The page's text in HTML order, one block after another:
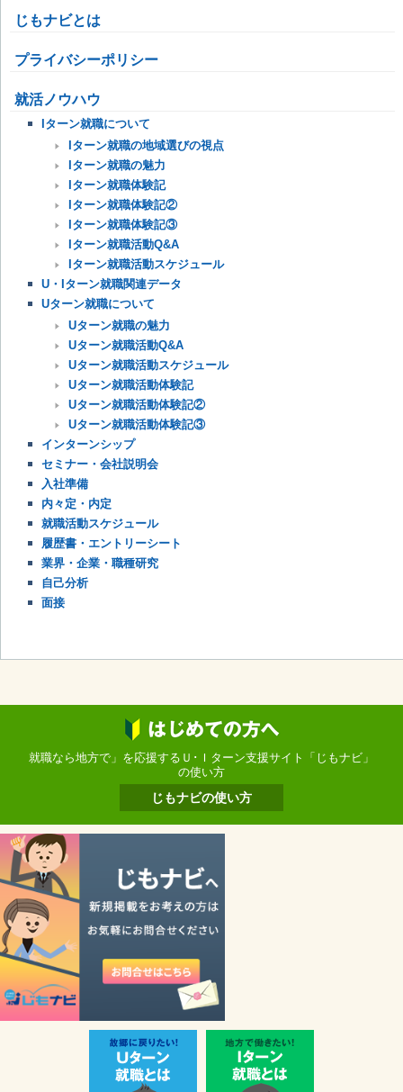
じもナビとは
プライバシーポリシー
就活ノウハウ
Iターン就職について
Iターン就職の地域選びの視点
Iターン就職の魅力
Iターン就職体験記
Iターン就職体験記②
Iターン就職体験記③
Iターン就職活動Q&A
Iターン就職活動スケジュール
U・Iターン就職関連データ
Uターン就職について
Uターン就職の魅力
Uターン就職活動Q&A
Uターン就職活動スケジュール
Uターン就職活動体験記
Uターン就職活動体験記②
Uターン就職活動体験記③
インターンシップ
セミナー・会社説明会
入社準備
内々定・内定
就職活動スケジュール
履歴書・エントリーシート
業界・企業・職種研究
自己分析
面接
就職なら地方で」を応援するＵ･Ｉターン支援サイト「じもナビ」
の使い方
じもナビの使い方